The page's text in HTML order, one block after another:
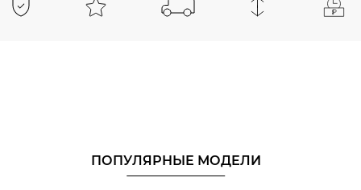
ПОПУЛЯРНЫЕ МОДЕЛИ